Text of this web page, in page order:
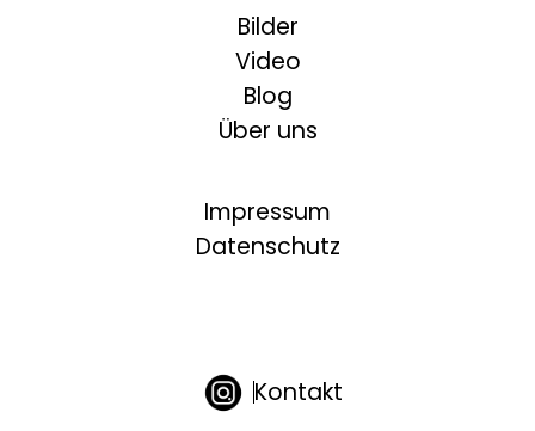
Bilder
Video
Blog
Über uns
Impressum
Datenschutz
Kontakt